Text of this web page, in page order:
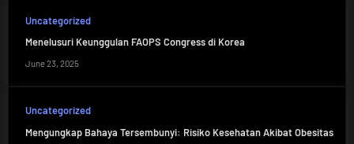
Uncategorized
Menelusuri Keunggulan FAOPS Congress di Korea
June 23, 2025
Uncategorized
Mengungkap Bahaya Tersembunyi: Risiko Kesehatan Akibat Obesitas